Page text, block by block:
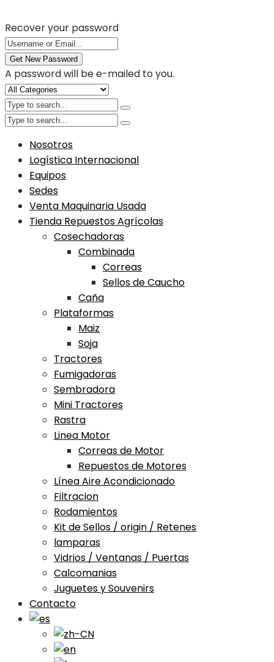
Recover your password
Get New Password
A password will be e-mailed to you.
Nosotros
Logística Internacional
Equipos
Sedes
Venta Maquinaria Usada
Tienda Repuestos Agrícolas
Cosechadoras
Combinada
Correas
Sellos de Caucho
Caña
Plataformas
Maiz
Soja
Tractores
Fumigadoras
Sembradora
Mini Tractores
Rastra
Linea Motor
Correas de Motor
Repuestos de Motores
Línea Aire Acondicionado
Filtracion
Rodamientos
Kit de Sellos / origin / Retenes
lamparas
Vidrios / Ventanas / Puertas
Calcomanias
Juguetes y Souvenirs
Contacto